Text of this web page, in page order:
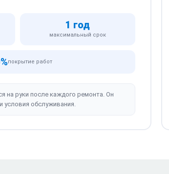
1 год
максимальный срок
покрытие работ
на руки после каждого ремонта. Он
условия обслуживания.